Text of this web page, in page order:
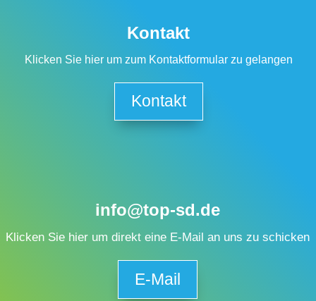
Kontakt
Klicken Sie hier um zum Kontaktformular zu gelangen
Kontakt
info@top-sd.de
Klicken Sie hier um direkt eine E-Mail an uns zu schicken
E-Mail